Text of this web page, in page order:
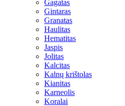
Gagatas
Gintaras
Granatas
Haulitas
Hematitas
Jaspis
Jolitas
Kalcitas
Kalnų krištolas
Kianitas
Karneolis
Koralai